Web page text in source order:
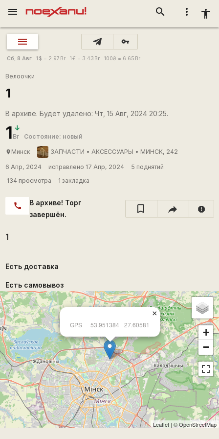
more_vert accessibility_new
search
menu
vpn_key
Сб, 8 Авг 1 $ = 2.97 Br 1€ = 3.43 Br 100₴ = 6.65 Br
Велоочки
1
В архиве. Будет удалено: Чт, 15 Авг, 2024 20:25.
1 Br Состояние: новый
place Минск ЗАПЧАСТИ • АКСЕССУАРЫ • МИНСК, 242
6 Апр, 2024 исправлено 17 Апр, 2024
5 поднятий
134 просмотра
1 закладка
call
В архиве! Торг
завершён.
report
1
Есть доставка
Есть самовывоз
GPS 53.951384 27.60581
×
+
−
Leaflet | ©OpenStreetMap